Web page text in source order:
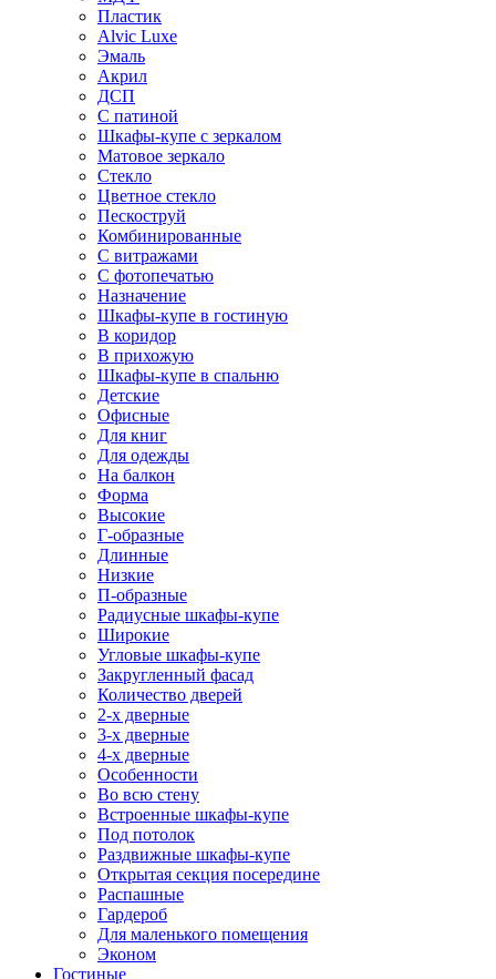
Пластик
Alvic Luxe
Эмаль
Акрил
ДСП
С патиной
Шкафы-купе с зеркалом
Матовое зеркало
Стекло
Цветное стекло
Пескоструй
Комбинированные
С витражами
С фотопечатью
Назначение
Шкафы-купе в гостиную
В коридор
В прихожую
Шкафы-купе в спальню
Детские
Офисные
Для книг
Для одежды
На балкон
Форма
Высокие
Г-образные
Длинные
Низкие
П-образные
Радиусные шкафы-купе
Широкие
Угловые шкафы-купе
Закругленный фасад
Количество дверей
2-х дверные
3-х дверные
4-х дверные
Особенности
Во всю стену
Встроенные шкафы-купе
Под потолок
Раздвижные шкафы-купе
Открытая секция посередине
Распашные
Гардероб
Для маленького помещения
Эконом
Гостиные